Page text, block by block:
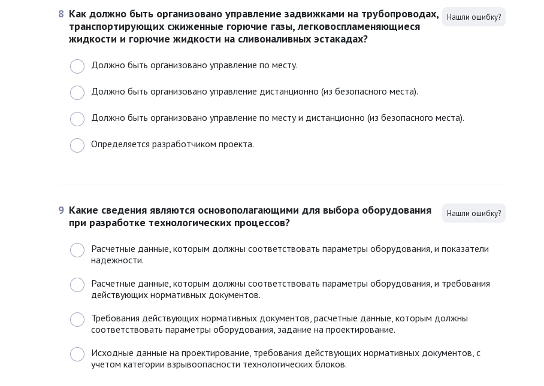
8 Как должно быть организовано управление задвижками на трубопроводах,
транспортирующих сжиженные горючие газы, легковоспламеняющиеся
жидкости и горючие жидкости на сливоналивных эстакадах?
Нашли ошибку?
Должно быть организовано управление по месту.
Должно быть организовано управление дистанционно (из безопасного места).
Должно быть организовано управление по месту и дистанционно (из безопасного места).
Определяется разработчиком проекта.
9 Какие сведения являются основополагающими для выбора оборудования
при разработке технологических процессов?
Нашли ошибку?
Расчетные данные, которым должны соответствовать параметры оборудования, и показатели
надежности.
Расчетные данные, которым должны соответствовать параметры оборудования, и требования
действующих нормативных документов.
Требования действующих нормативных документов, расчетные данные, которым должны
соответствовать параметры оборудования, задание на проектирование.
Исходные данные на проектирование, требования действующих нормативных документов, с
учетом категории взрывоопасности технологических блоков.